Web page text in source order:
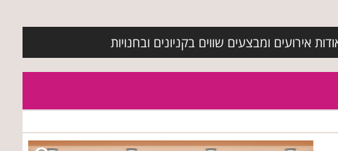
אירועים ומבצעים שווים בקניונים ובחנויות